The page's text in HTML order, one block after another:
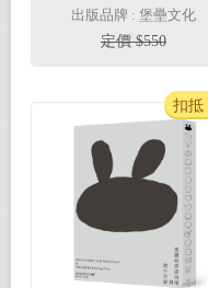
出版品牌 : 堡壘文化
定價 $550
扣抵